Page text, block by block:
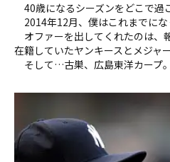
40歳になるシーズンをどこで過ご
2014年12月、僕はこれまでにな
オファーを出してくれたのは、
在籍していたヤンキースとメジャ
そして…古巣、広島東洋カープ。